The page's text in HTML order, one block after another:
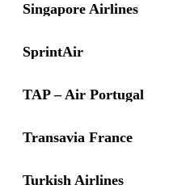
Singapore Airlines
SprintAir
TAP – Air Portugal
Transavia France
Turkish Airlines